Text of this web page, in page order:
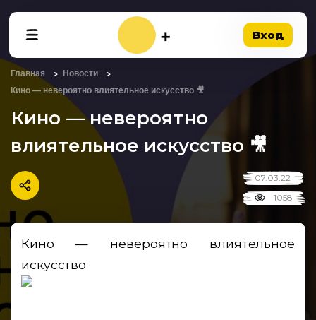
Вход
Главная
Новости
Кино — невероятно влиятельное искусство 🎥
Кино — невероятно
влиятельное искусство 🎥
07.03.22
1058
Кино — невероятно влиятельное
искусство